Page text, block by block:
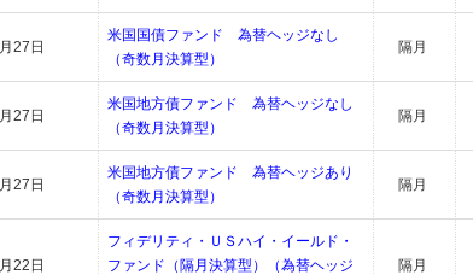
27日
米国国債ファンド 為替ヘッジなし
（奇数月決算型）
隔月
27日
米国地方債ファンド 為替ヘッジなし
（奇数月決算型）
隔月
27日
米国地方債ファンド 為替ヘッジあり
（奇数月決算型）
隔月
22日
フィデリティ・ＵＳハイ・イールド・
ファンド（隔月決算型）（為替ヘッジ
隔月